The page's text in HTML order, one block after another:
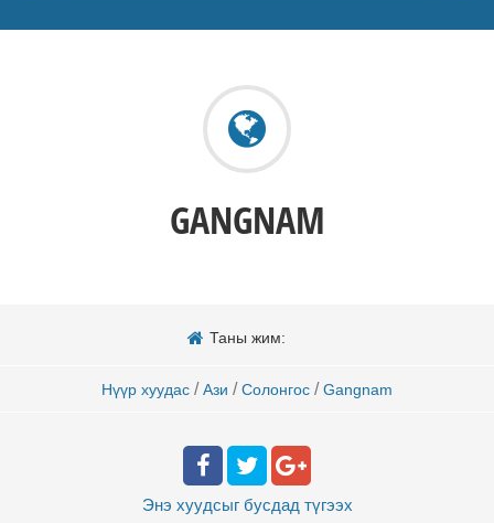
GANGNAM
Таны жим:
Нүүр хуудас / Ази / Солонгос / Gangnam
Энэ хуудсыг бусдад түгээх